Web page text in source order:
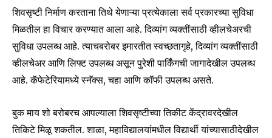
Join our community of
SUBSCRIBERS and be part of the
शिवसृष्टी निर्माण करताना तिथे येणाऱ्या प्रत्येकाला सर्व प्रकारच्या सुविधा
मिळतील हा विचार करण्यात आला आहे. दिव्यांग व्यक्तींसाठी व्हीलचेअरची
सुविधा उपलब्ध आहे. त्याचबरोबर इमारतीत स्वच्छतागृहे, दिव्यांग व्यक्तींसाठी
व्हीलचेअर आणि लिफ्ट उपलब्ध असून पुरेशी पार्किंगची जागादेखील उपलब्ध
आहे. कॅफेटेरियामध्ये स्नॅक्स, चहा आणि कॉफी उपलब्ध असते.
बुक माय शो बरोबरच आपल्याला शिवसृष्टीच्या तिकीट केंद्रावरदेखील
तिकिटे मिळू शकतील. शाळा, महाविद्यालयांमधील विद्यार्थी यांच्यासाठीदेखील